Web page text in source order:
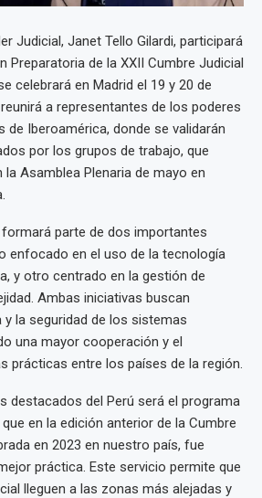
Judicial, Janet Tello Gilardi, participará
Preparatoria de la XXII Cumbre Judicial
celebrará en Madrid el 19 y 20 de
a representantes de los poderes
de Iberoamérica, donde se validarán
por los grupos de trabajo, que
Asamblea Plenaria de mayo en
formará parte de dos importantes
enfocado en el uso de la tecnología
y otro centrado en la gestión de
Ambas iniciativas buscan
la seguridad de los sistemas
una mayor cooperación y el
prácticas entre los países de la región.
destacados del Perú será el programa
en la edición anterior de la Cumbre
en 2023 en nuestro país, fue
práctica. Este servicio permite que
lleguen a las zonas más alejadas y